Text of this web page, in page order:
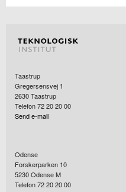
Taastrup
Gregersensvej 1
2630Taastrup
Telefon 72 20 20 00
Send e-mail
Odense
Forskerparken 10
5230Odense M
Telefon 72 20 20 00